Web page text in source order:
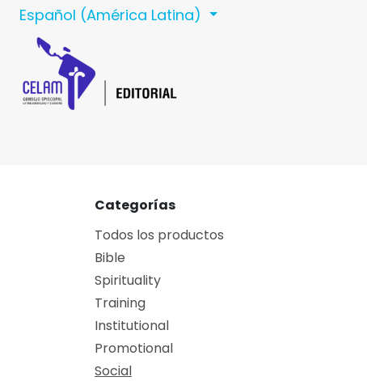
Ir al contenido
Español (América Latina)
Categorías
Todos los productos
Bible
Spirituality
Training
Institutional
Promotional
Social